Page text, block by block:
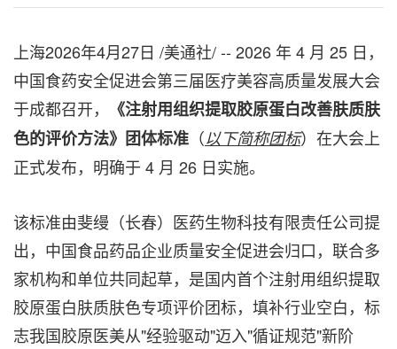
上海2026年4月27日 /美通社/ -- 2026 年 4 月 25 日，
中国食药安全促进会第三届医疗美容高质量发展大会
于成都召开，
《注射用组织提取胶原蛋白改善肤质肤
色的评价方法》团体标准 （以下简称团标）在大会上
正式发布，明确于 4 月 26 日实施。
该标准由斐缦（长春）医药生物科技有限责任公司提
出，中国食品药品企业质量安全促进会归口，联合多
家机构和单位共同起草，是国内首个注射用组织提取
胶原蛋白肤质肤色专项评价团标，填补行业空白，标
志我国胶原医美从"经验驱动"迈入"循证规范"新阶